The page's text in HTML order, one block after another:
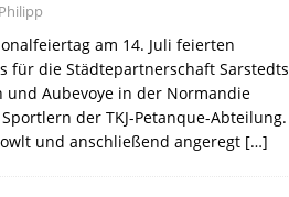
am 14. Juli feierten
für die Städtepartnerschaft Sarstedts
und Aubevoye in der Normandie
der TKJ-Petanque-Abteilung.
und anschließend angeregt […]